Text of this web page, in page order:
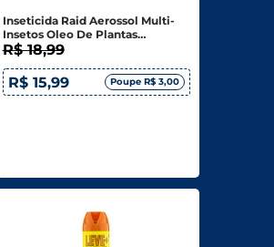
Inseticida Raid Aerossol Multi-
Insetos Oleo De Plantas
Essêncial Frasco 420ml Spray
R$ 18,99
R$ 15,99
Poupe R$ 3,00